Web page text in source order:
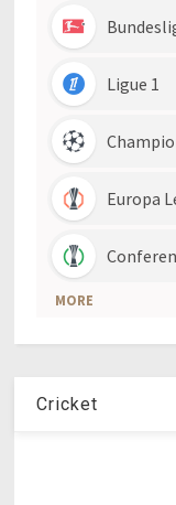
Cricket